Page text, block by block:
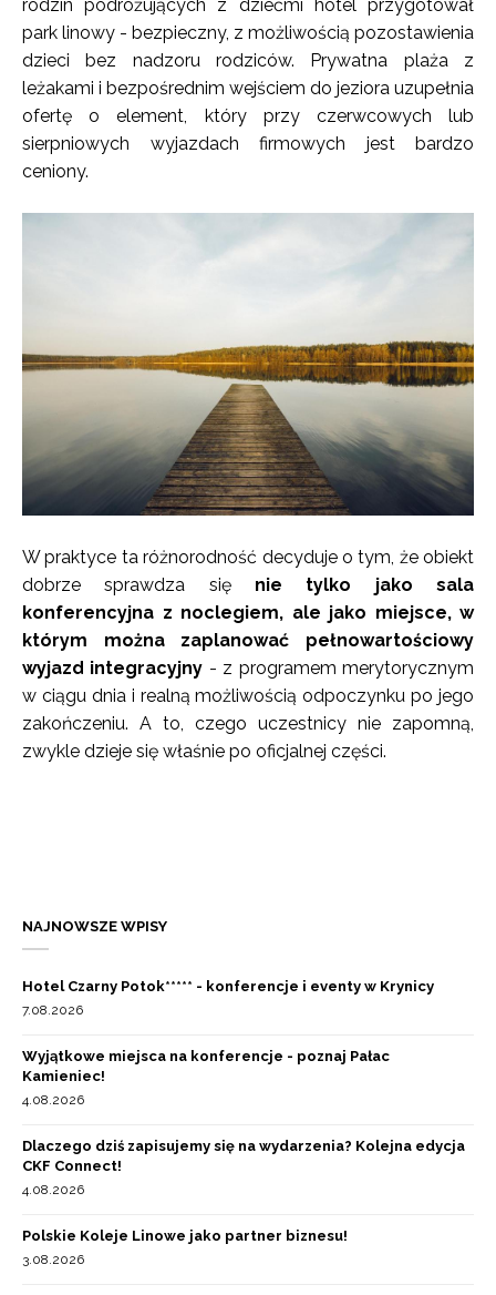
rodzin podróżujących z dziećmi hotel przygotował
park linowy - bezpieczny, z możliwością pozostawienia
dzieci bez nadzoru rodziców. Prywatna plaża z
leżakami i bezpośrednim wejściem do jeziora uzupełnia
ofertę o element, który przy czerwcowych lub
sierpniowych wyjazdach firmowych jest bardzo
ceniony.
W praktyce ta różnorodność decyduje o tym, że obiekt
dobrze sprawdza się nie tylko jako sala
konferencyjna z noclegiem, ale jako miejsce, w
którym można zaplanować pełnowartościowy
wyjazd integracyjny - z programem merytorycznym
w ciągu dnia i realną możliwością odpoczynku po jego
zakończeniu. A to, czego uczestnicy nie zapomną,
zwykle dzieje się właśnie po oficjalnej części.
NAJNOWSZE WPISY
Hotel Czarny Potok***** - konferencje i eventy w Krynicy
7.08.2026
Wyjątkowe miejsca na konferencje - poznaj Pałac
Kamieniec!
4.08.2026
Dlaczego dziś zapisujemy się na wydarzenia? Kolejna edycja
CKF Connect!
4.08.2026
Polskie Koleje Linowe jako partner biznesu!
3.08.2026